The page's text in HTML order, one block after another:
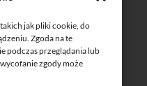
jak pliki cookie, do
Zgoda na te
podczas przeglądania lub
zgody może